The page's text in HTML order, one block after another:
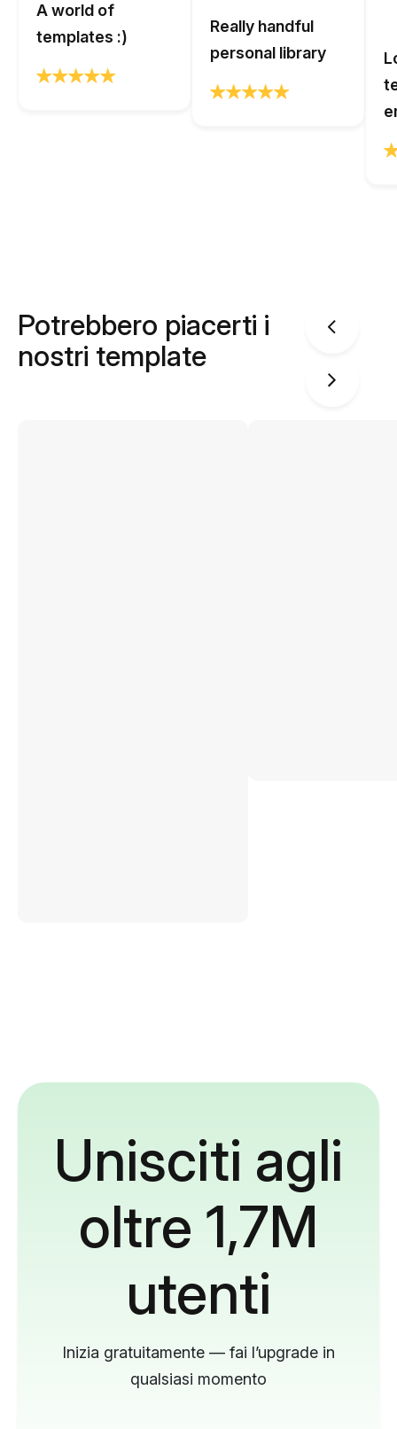
A world of
templates :)
Really handful
personal library
Potrebbero piacerti i
nostri template
Unisciti agli
oltre 1,7M
utenti
Inizia gratuitamente — fai l’upgrade in
qualsiasi momento